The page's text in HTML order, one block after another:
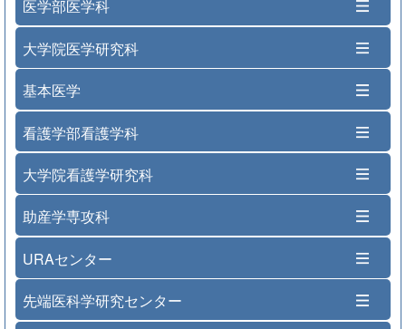
医学部医学科
大学院医学研究科
基本医学
看護学部看護学科
大学院看護学研究科
助産学専攻科
URAセンター
先端医科学研究センター